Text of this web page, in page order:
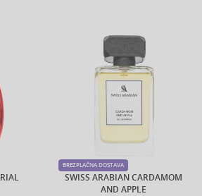
SWISS ARABIAN CARDAMOM
AND APPLE
BREZPLAČNA DOSTAVA